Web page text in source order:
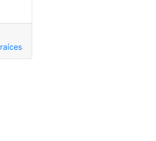
raíces